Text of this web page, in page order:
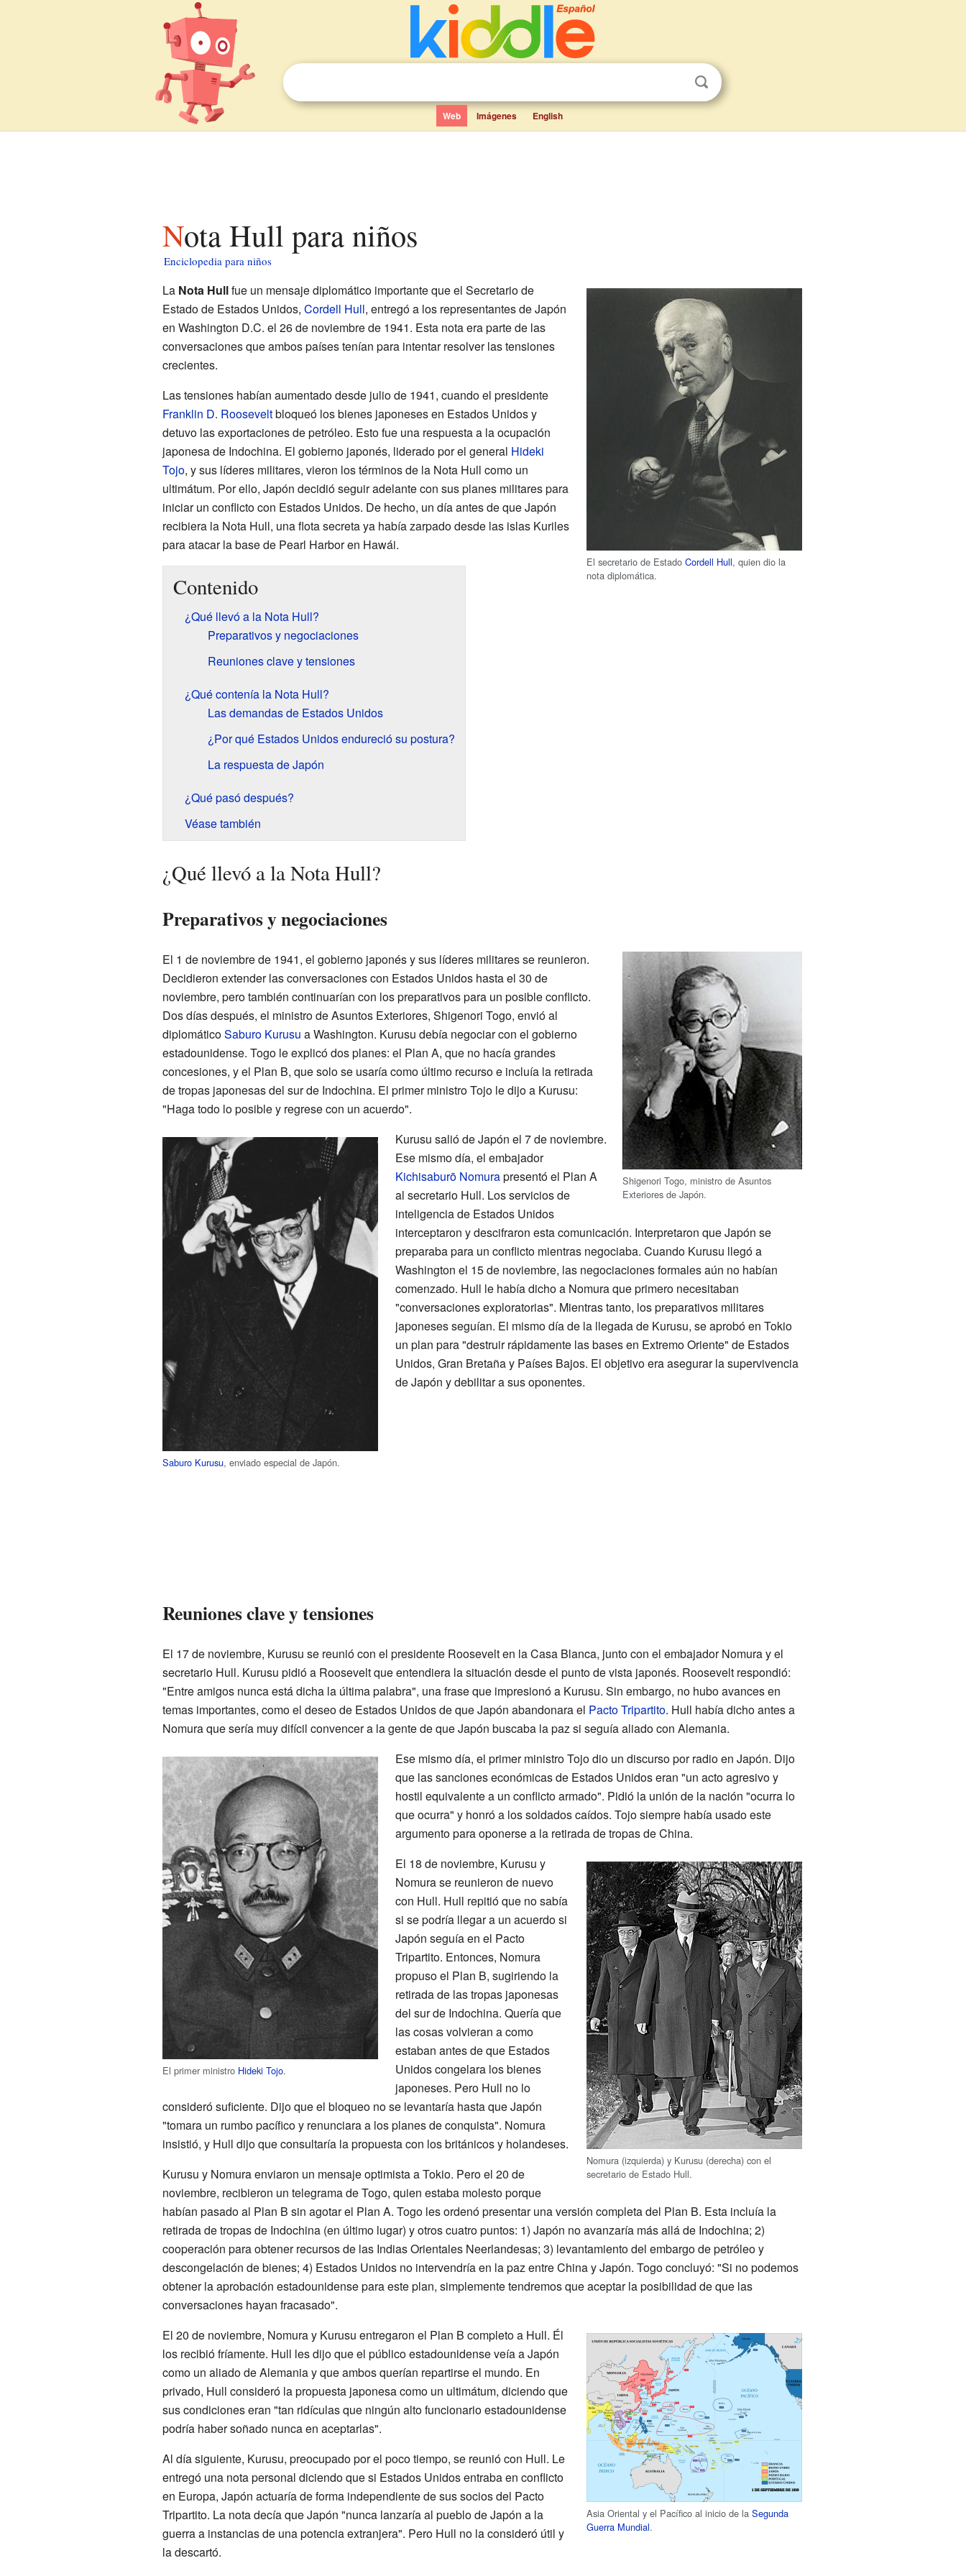
Web Imágenes English
Nota Hull para niños
Enciclopedia para niños
El secretario de EstadoCordell Hull, quien dio la
nota diplomática.
La Nota Hullfue un mensaje diplomático importante que el Secretario de
Estado de Estados Unidos, Cordell Hull, entregó a los representantes de Japón
en Washington D.C. el 26 de noviembre de 1941. Esta nota era parte de las
conversaciones que ambos países tenían para intentar resolver las tensiones
crecientes.
Las tensiones habían aumentado desde julio de 1941, cuando el presidente
Franklin D. Rooseveltbloqueó los bienes japoneses en Estados Unidos y
detuvo las exportaciones de petróleo. Esto fue una respuesta a la ocupación
japonesa de Indochina. El gobierno japonés, liderado por el general Hideki
Tojo, y sus líderes militares, vieron los términos de la Nota Hull como un
ultimátum. Por ello, Japón decidió seguir adelante con sus planes militares para
iniciar un conflicto con Estados Unidos. De hecho, un día antes de que Japón
recibiera la Nota Hull, una flota secreta ya había zarpado desde las islas Kuriles
para atacar la base de Pearl Harbor en Hawái.
Contenido
¿Qué llevó a la Nota Hull?
Preparativos y negociaciones
Reuniones clave y tensiones
¿Qué contenía la Nota Hull?
Las demandas de Estados Unidos
¿Por qué Estados Unidos endureció su postura?
La respuesta de Japón
¿Qué pasó después?
Véase también
¿Qué llevó a la Nota Hull?
Preparativos y negociaciones
Shigenori Togo, ministro de Asuntos
Exteriores de Japón.
El 1 de noviembre de 1941, el gobierno japonés y sus líderes militares se reunieron.
Decidieron extender las conversaciones con Estados Unidos hasta el 30 de
noviembre, pero también continuarían con los preparativos para un posible conflicto.
Dos días después, el ministro de Asuntos Exteriores, Shigenori Togo, envió al
diplomáticoSaburo Kurusu a Washington. Kurusu debía negociar con el gobierno
estadounidense. Togo le explicó dos planes: el Plan A, que no hacía grandes
concesiones, y el Plan B, que solo se usaría como último recurso e incluía la retirada
de tropas japonesas del sur de Indochina. El primer ministro Tojo le dijo a Kurusu:
"Haga todo lo posible y regrese con un acuerdo".
Saburo Kurusu, enviado especial de Japón.
Kurusu salió de Japón el 7 de noviembre.
Ese mismo día, el embajador
Kichisaburō Nomurapresentó el Plan A
al secretario Hull. Los servicios de
inteligencia de Estados Unidos
interceptaron y descifraron esta comunicación. Interpretaron que Japón se
preparaba para un conflicto mientras negociaba. Cuando Kurusu llegó a
Washington el 15 de noviembre, las negociaciones formales aún no habían
comenzado. Hull le había dicho a Nomura que primero necesitaban
"conversaciones exploratorias". Mientras tanto, los preparativos militares
japoneses seguían. El mismo día de la llegada de Kurusu, se aprobó en Tokio
un plan para "destruir rápidamente las bases en Extremo Oriente" de Estados
Unidos, Gran Bretaña y Países Bajos. El objetivo era asegurar la supervivencia
de Japón y debilitar a sus oponentes.
Reuniones clave y tensiones
El 17 de noviembre, Kurusu se reunió con el presidente Roosevelt en la Casa Blanca, junto con el embajador Nomura y el
secretario Hull. Kurusu pidió a Roosevelt que entendiera la situación desde el punto de vista japonés. Roosevelt respondió:
"Entre amigos nunca está dicha la última palabra", una frase que impresionó a Kurusu. Sin embargo, no hubo avances en
temas importantes, como el deseo de Estados Unidos de que Japón abandonara el Pacto Tripartito. Hull había dicho antes a
Nomura que sería muy difícil convencer a la gente de que Japón buscaba la paz si seguía aliado con Alemania.
El primer ministro Hideki Tojo.
Ese mismo día, el primer ministro Tojo dio un discurso por radio en Japón. Dijo
que las sanciones económicas de Estados Unidos eran "un acto agresivo y
hostil equivalente a un conflicto armado". Pidió la unión de la nación "ocurra lo
que ocurra" y honró a los soldados caídos. Tojo siempre había usado este
argumento para oponerse a la retirada de tropas de China.
Nomura (izquierda) y Kurusu (derecha) con el
secretario de Estado Hull.
El 18 de noviembre, Kurusu y
Nomura se reunieron de nuevo
con Hull. Hull repitió que no sabía
si se podría llegar a un acuerdo si
Japón seguía en el Pacto
Tripartito. Entonces, Nomura
propuso el Plan B, sugiriendo la
retirada de las tropas japonesas
del sur de Indochina. Quería que
las cosas volvieran a como
estaban antes de que Estados
Unidos congelara los bienes
japoneses. Pero Hull no lo
consideró suficiente. Dijo que el bloqueo no se levantaría hasta que Japón
"tomara un rumbo pacífico y renunciara a los planes de conquista". Nomura
insistió, y Hull dijo que consultaría la propuesta con los británicos y holandeses.
Kurusu y Nomura enviaron un mensaje optimista a Tokio. Pero el 20 de
noviembre, recibieron un telegrama de Togo, quien estaba molesto porque
habían pasado al Plan B sin agotar el Plan A. Togo les ordenó presentar una versión completa del Plan B. Esta incluía la
retirada de tropas de Indochina (en último lugar) y otros cuatro puntos: 1) Japón no avanzaría más allá de Indochina; 2)
cooperación para obtener recursos de las Indias Orientales Neerlandesas; 3) levantamiento del embargo de petróleo y
descongelación de bienes; 4) Estados Unidos no intervendría en la paz entre China y Japón. Togo concluyó: "Si no podemos
obtener la aprobación estadounidense para este plan, simplemente tendremos que aceptar la posibilidad de que las
conversaciones hayan fracasado".
Asia Oriental y el Pacífico al inicio de laSegunda
Guerra Mundial.
El 20 de noviembre, Nomura y Kurusu entregaron el Plan B completo a Hull. Él
los recibió fríamente. Hull les dijo que el público estadounidense veía a Japón
como un aliado de Alemania y que ambos querían repartirse el mundo. En
privado, Hull consideró la propuesta japonesa como un ultimátum, diciendo que
sus condiciones eran "tan ridículas que ningún alto funcionario estadounidense
podría haber soñado nunca en aceptarlas".
Al día siguiente, Kurusu, preocupado por el poco tiempo, se reunió con Hull. Le
entregó una nota personal diciendo que si Estados Unidos entraba en conflicto
en Europa, Japón actuaría de forma independiente de sus socios del Pacto
Tripartito. La nota decía que Japón "nunca lanzaría al pueblo de Japón a la
guerra a instancias de una potencia extranjera". Pero Hull no la consideró útil y
la descartó.